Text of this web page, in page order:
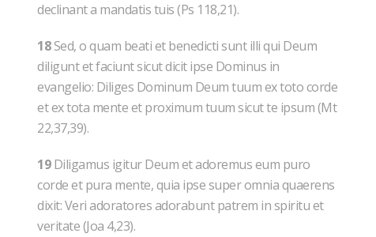
declinant a mandatis tuis (Ps 118,21).
18Sed, o quam beati et benedicti sunt illi qui Deum
diligunt et faciunt sicut dicit ipse Dominus in
evangelio: Diliges Dominum Deum tuum ex toto corde
et ex tota mente et proximum tuum sicut te ipsum (Mt
22,37,39).
19Diligamus igitur Deum et adoremus eum puro
corde et pura mente, quia ipse super omnia quaerens
dixit: Veri adoratores adorabunt patrem in spiritu et
veritate (Joa 4,23).